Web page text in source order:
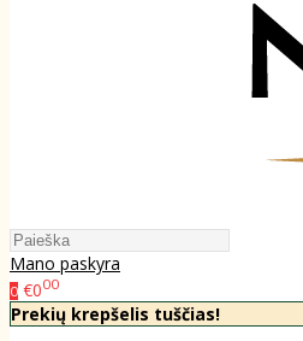
Mano paskyra
0 €000
Prekių krepšelis tuščias!